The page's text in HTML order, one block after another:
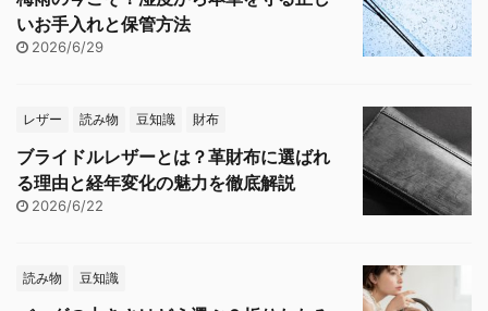
いお手入れと保管方法
2026/6/29
レザー 読み物 豆知識 財布
ブライドルレザーとは？革財布に選ばれ
る理由と経年変化の魅力を徹底解説
2026/6/22
読み物 豆知識